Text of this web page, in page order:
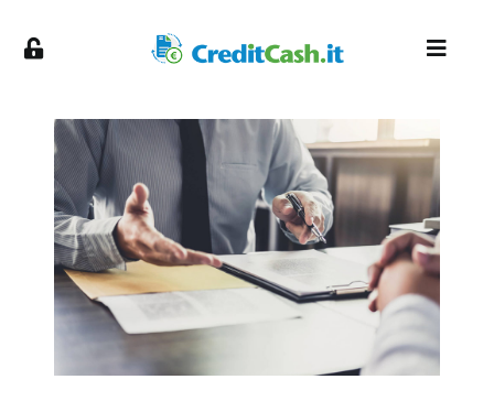
Toggle
About
Servizi
Piattaforma
Partnership